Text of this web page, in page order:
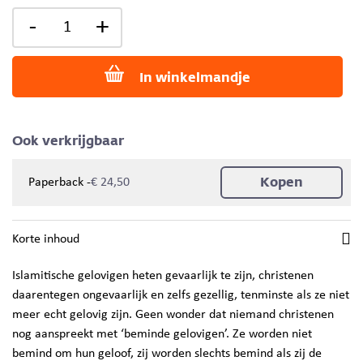
- +
In winkelmandje
Ook verkrijgbaar
Paperback -€ 24,50 Kopen
Korte inhoud
Islamitische gelovigen heten gevaarlijk te zijn, christenen
daarentegen ongevaarlijk en zelfs gezellig, tenminste als ze niet
meer echt gelovig zijn. Geen wonder dat niemand christenen
nog aanspreekt met ‘beminde gelovigen’. Ze worden niet
bemind om hun geloof, zij worden slechts bemind als zij de